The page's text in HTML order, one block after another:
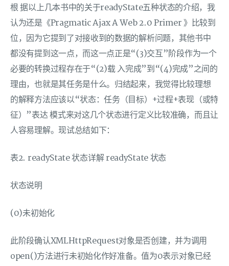
根 据以上几本书中的关于readyState五种状态的介绍，我
认为还是《Pragmatic Ajax A Web 2.0 Primer 》比较到
位，因为它提到了对接收到的数据的解析问题，其他书中
都没有提到这一点，而这一点正是“(3)交互”阶段作为一个
必要的转换过程存在于“(2)载 入完成”到“(4)完成”之间的
理由，也就是其任务是什么。归结起来，我觉得比较理想
的解释方法应该以“状态：任务（目标）+过程+表现（或特
征）”表达 模式来对这几个状态进行定义比较准确，而且让
人容易理解。现试总结如下：
表2. readyState 状态详解 readyState 状态
状态说明
(0)未初始化
此阶段确认XMLHttpRequest对象是否创建，并为调用
open()方法进行未初始化作好准备。值为0表示对象已经